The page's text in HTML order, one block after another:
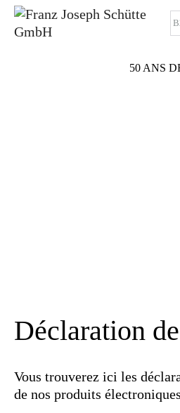
50 ANS
Déclaration
Vous trouverez ici les
de nos produits